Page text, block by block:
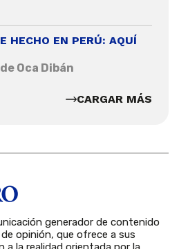
HECHO EN PERÚ: AQUÍ
Oca Dibán
CARGAR MÁS
generador de contenido
opinión, que ofrece a sus